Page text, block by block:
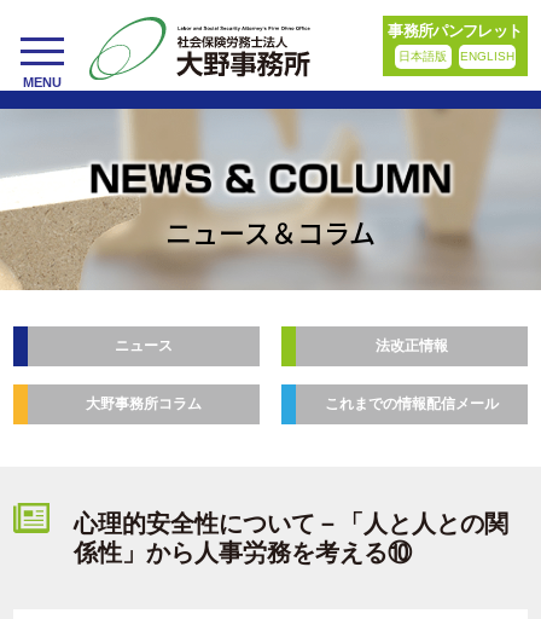
toggle
navigation
MENU
事務所パンフレット
日本語版 ENGLISH
ニュース＆コラム
ニュース 法改正情報
大野事務所コラム これまでの情報配信メール
心理的安全性について－「人と人との関
係性」から人事労務を考える⑩